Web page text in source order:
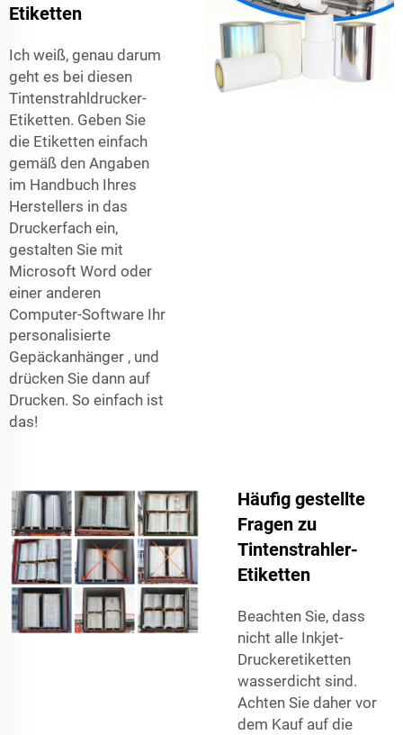
Etiketten
Ich weiß, genau darum
geht es bei diesen
Tintenstrahldrucker-
Etiketten. Geben Sie
die Etiketten einfach
gemäß den Angaben
im Handbuch Ihres
Herstellers in das
Druckerfach ein,
gestalten Sie mit
Microsoft Word oder
einer anderen
Computer-Software Ihr
personalisierte
Gepäckanhänger , und
drücken Sie dann auf
Drucken. So einfach ist
das!
Häufig gestellte
Fragen zu
Tintenstrahler-
Etiketten
Beachten Sie, dass
nicht alle Inkjet-
Druckeretiketten
wasserdicht sind.
Achten Sie daher vor
dem Kauf auf die